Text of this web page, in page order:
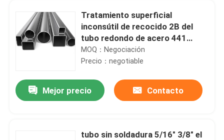
Tratamiento superficial
inconsútil de recocido 2B del
tubo redondo de acero 441
316Stainless
MOQ：Negociación
Precio：negotiable
Mejor precio Contacto
tubo sin soldadura 5/16" 3/8" el